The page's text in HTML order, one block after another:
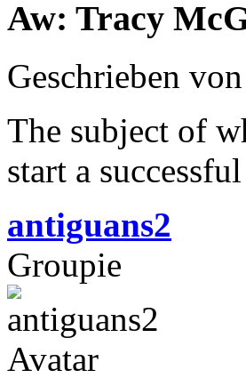
Aw: Tracy
Geschrieben von
The subject of
start a
antiguans2
Groupie